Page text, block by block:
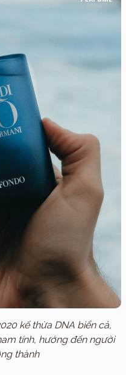
kế thừa DNA biển cả,
tính, hướng đến người
thành